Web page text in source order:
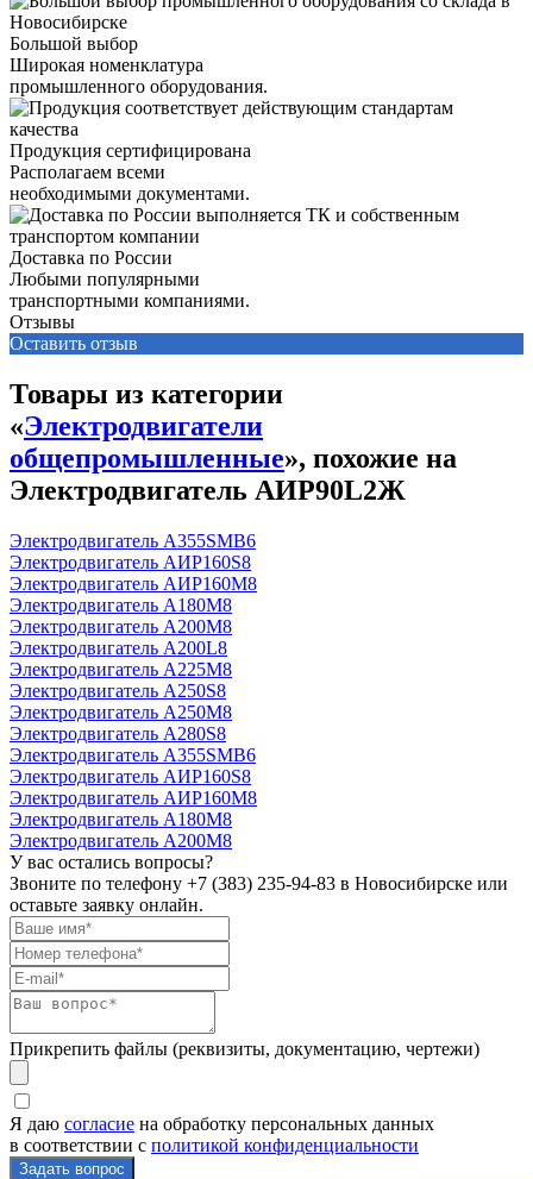
Большой выбор
Широкая номенклатура
промышленного оборудования.
Продукция сертифицирована
Располагаем всеми
необходимыми документами.
Доставка по России
Любыми популярными
транспортными компаниями.
Отзывы
Оставить отзыв
Товары из категории
«Электродвигатели
общепромышленные», похожие на
Электродвигатель АИР90L2Ж
Электродвигатель А355SМВ6
Электродвигатель АИР160S8
Электродвигатель АИР160М8
Электродвигатель А180М8
Электродвигатель А200М8
Электродвигатель А200L8
Электродвигатель А225М8
Электродвигатель А250S8
Электродвигатель А250М8
Электродвигатель А280S8
Электродвигатель А355SМВ6
Электродвигатель АИР160S8
Электродвигатель АИР160М8
Электродвигатель А180М8
Электродвигатель А200М8
У вас остались вопросы?
Звоните по телефону +7 (383) 235-94-83 в Новосибирске или
оставьте заявку онлайн.
Прикрепить файлы (реквизиты, документацию, чертежи)
Я даю согласие на обработку персональных данных
в соответствии с политикой конфиденциальности